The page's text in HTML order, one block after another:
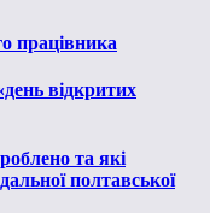
працівника
відкритих
та які
полтавської